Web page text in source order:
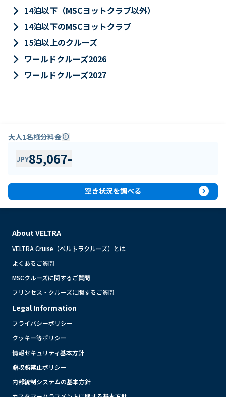
keyboard_arrow_right 14泊以下（MSCヨットクラブ以外）
keyboard_arrow_right 14泊以下のMSCヨットクラブ
keyboard_arrow_right 15泊以上のクルーズ
keyboard_arrow_right ワールドクルーズ2026
keyboard_arrow_right ワールドクルーズ2027
大人1名様分料金info
JPY85,067-
空き状況を調べる expand_circle_right
About VELTRA
VELTRA Cruise（ベルトラクルーズ）とは
よくあるご質問
MSCクルーズに関するご質問
プリンセス・クルーズに関するご質問
Legal Information
プライバシーポリシー
クッキー等ポリシー
情報セキュリティ基本方針
贈収賄禁止ポリシー
内部統制システムの基本方針